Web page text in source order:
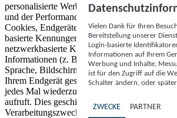
personalisierte Werbung und Inhalte, Messung
und der Performance von Inhalten sowie
Cookies, Endgeräte- oder ähnliche Online-
basierte Kennungen, zufällig generierte
netzwerkbasierte Kennungen) können
Informationen (z. B. Browsertyp und
Sprache, Bildschirmgröße, unterstützte
Ihrem Endgerät gespeichert oder von dort
jedes Mal wiederzuerkennen, wenn es eine
aufruft. Dies geschieht für einen oder mehrere
Verarbeitungszwecke.
Vielen Dank für Ihren
Bereitstellung unserer
Login-basierte
Informationen auf Ihrem
Werbung und Inhalte,
ist für den Zugriff auf die
Schalter ändern, oder
ZWECKE PARTNER